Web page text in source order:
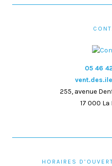
05 46
255, avenue
17 000
HORAIRES